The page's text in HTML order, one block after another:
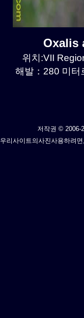
Oxalis
위치:VII
해발：280 미터
저작권 © 2006-
우리사이트의사진사용하려